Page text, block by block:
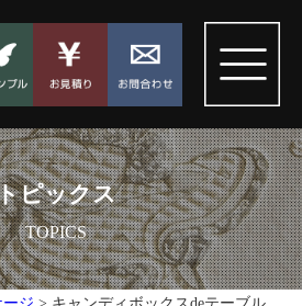
ピックス
TOPICS